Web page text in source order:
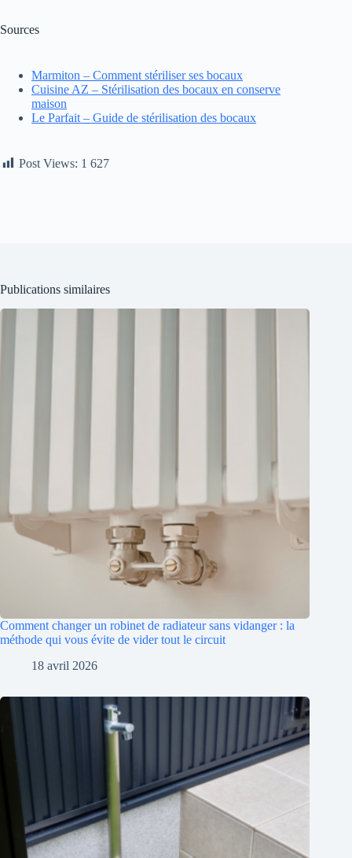
Sources
Marmiton – Comment stériliser ses bocaux
Cuisine AZ – Stérilisation des bocaux en conserve
maison
Le Parfait – Guide de stérilisation des bocaux
Post Views: 1 627
Publications similaires
Comment changer un robinet de radiateur sans vidanger : la
méthode qui vous évite de vider tout le circuit
18 avril 2026